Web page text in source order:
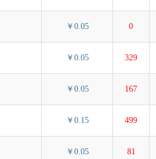
￥0.05 0
￥0.05 329
￥0.05 167
￥0.15 499
￥0.05 81